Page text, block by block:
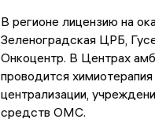
В регионе лицензию на
Зеленоградская ЦРБ,
Онкоцентр. В Центрах
проводится
централизации,
средств ОМС.